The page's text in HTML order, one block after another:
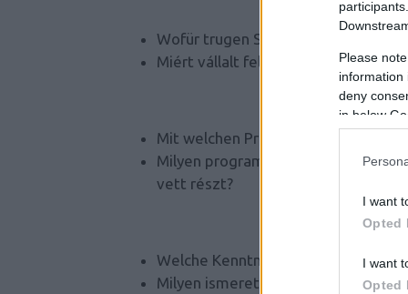
Please
information
deny
in below
I want
Opted
I want
Opted
Wofür trugen Sie in Ihrem alten Job
Miért vállalt felelősséget a korábbi
Mit welchen Programmen/Tools/
Milyen programokkal /
vett részt?
Welche Kenntnisse/Fähigkeiten
Milyen ismeretekkel /